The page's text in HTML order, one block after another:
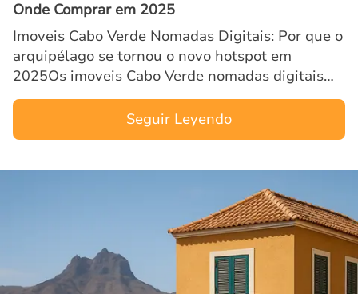
Onde Comprar em 2025
Imoveis Cabo Verde Nomadas Digitais: Por que o
arquipélago se tornou o novo hotspot em
2025Os imoveis Cabo Verde nomadas digitais
têm atraído atenção mundial graças ao estilo de
vida descontraído, cli…Seguir Leyendo